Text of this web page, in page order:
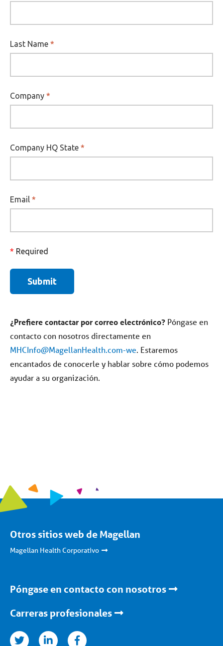
¿Prefiere contactar por correo electrónico? Póngase en
contacto con nosotros directamente en
MHCInfo@MagellanHealth.com-we. Estaremos
encantados de conocerle y hablar sobre cómo podemos
ayudar a su organización.
Otros sitios web de Magellan
Magellan Health Corporativo
Póngase en contacto con nosotros
Carreras profesionales
facebook